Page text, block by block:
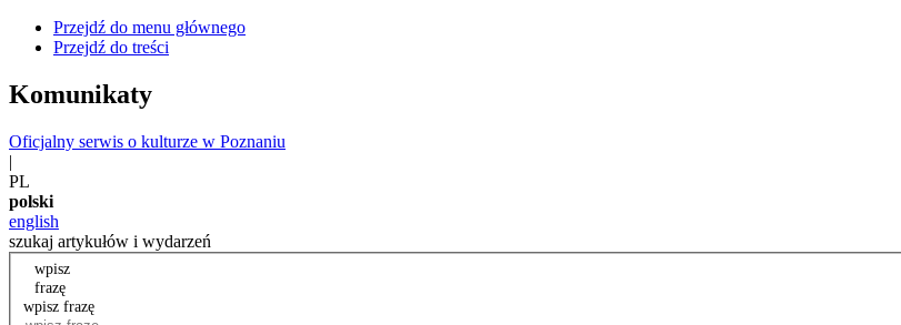
Przejdź do menu głównego
Przejdź do treści
Komunikaty
Oficjalny serwis o kulturze w Poznaniu
|
PL
polski
english
szukaj artykułów i wydarzeń
wpisz
frazę
wpisz frazę